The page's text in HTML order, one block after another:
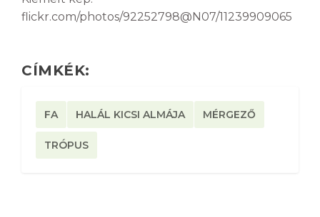
flickr.com/photos/92252798@N07/11239909065
CÍMKÉK:
FA HALÁL KICSI ALMÁJA MÉRGEZŐ
TRÓPUS